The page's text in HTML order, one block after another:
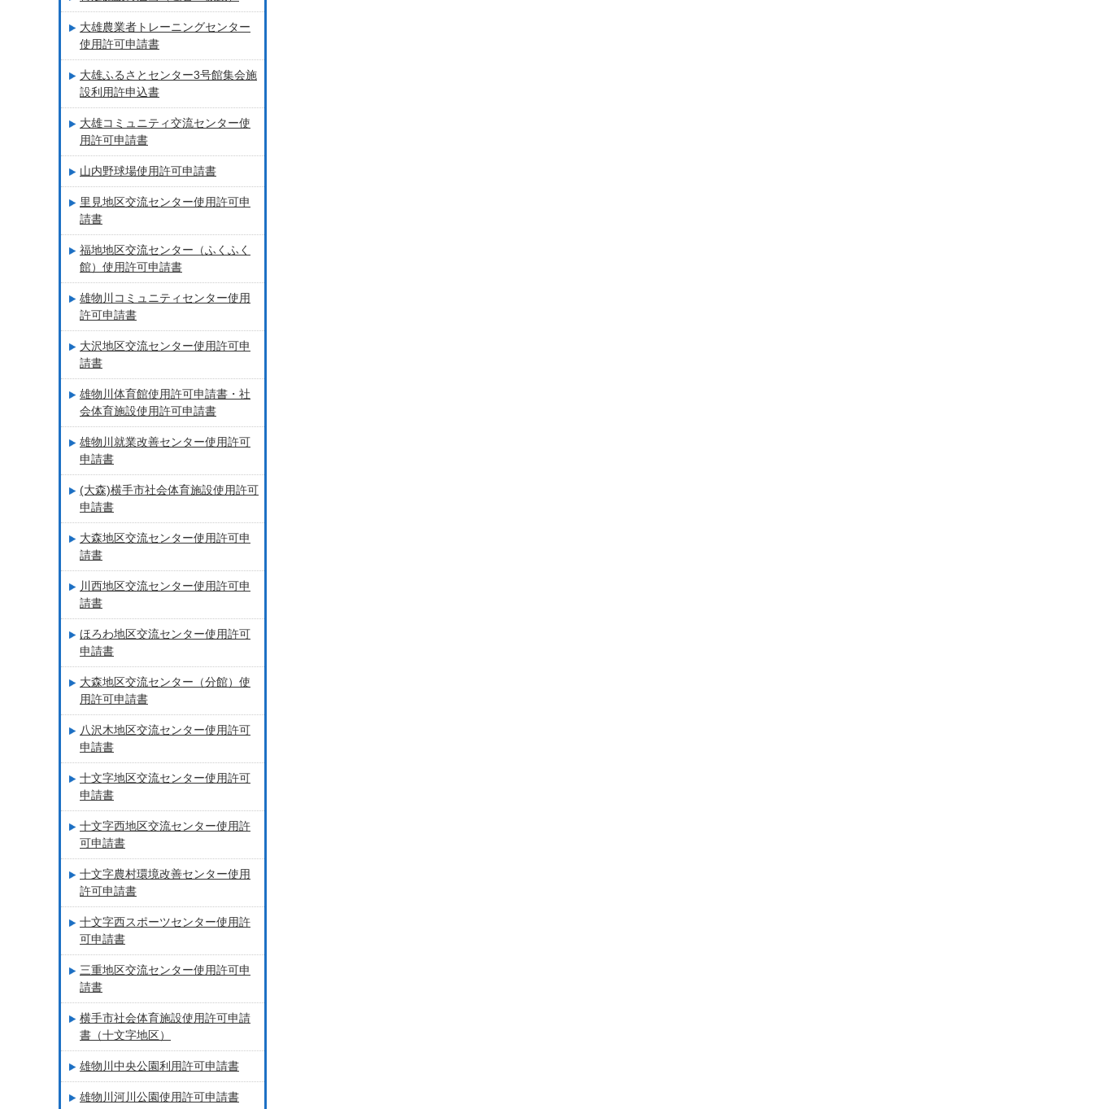
大雄農業者トレーニングセンター
使用許可申請書
大雄ふるさとセンター3号館集会施
設利用許申込書
大雄コミュニティ交流センター使
用許可申請書
山内野球場使用許可申請書
里見地区交流センター使用許可申
請書
福地地区交流センター（ふくふく
館）使用許可申請書
雄物川コミュニティセンター使用
許可申請書
大沢地区交流センター使用許可申
請書
雄物川体育館使用許可申請書・社
会体育施設使用許可申請書
雄物川就業改善センター使用許可
申請書
(大森)横手市社会体育施設使用許可
申請書
大森地区交流センター使用許可申
請書
川西地区交流センター使用許可申
請書
ほろわ地区交流センター使用許可
申請書
大森地区交流センター（分館）使
用許可申請書
八沢木地区交流センター使用許可
申請書
十文字地区交流センター使用許可
申請書
十文字西地区交流センター使用許
可申請書
十文字農村環境改善センター使用
許可申請書
十文字西スポーツセンター使用許
可申請書
三重地区交流センター使用許可申
請書
横手市社会体育施設使用許可申請
書（十文字地区）
雄物川中央公園利用許可申請書
雄物川河川公園使用許可申請書